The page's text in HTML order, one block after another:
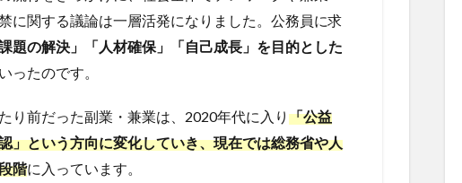
に関する議論は一層活発になりました。公務員に求
課題の解決」「人材確保」「自己成長」を目的とした
ったのです。
り前だった副業・兼業は、2020年代に入り 「公益
」という方向に変化していき、現在では総務省や人
階に入っています。